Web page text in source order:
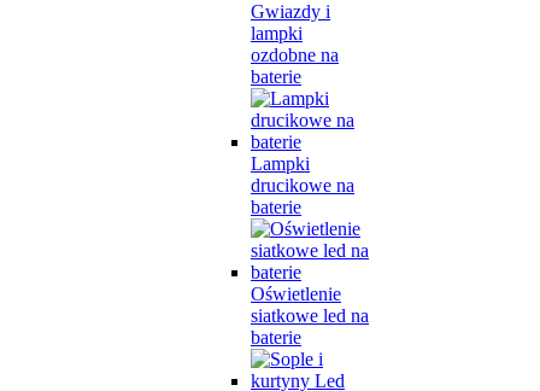
Gwiazdy i
lampki
ozdobne na
baterie
Lampki
drucikowe na
baterie
Oświetlenie
siatkowe led na
baterie